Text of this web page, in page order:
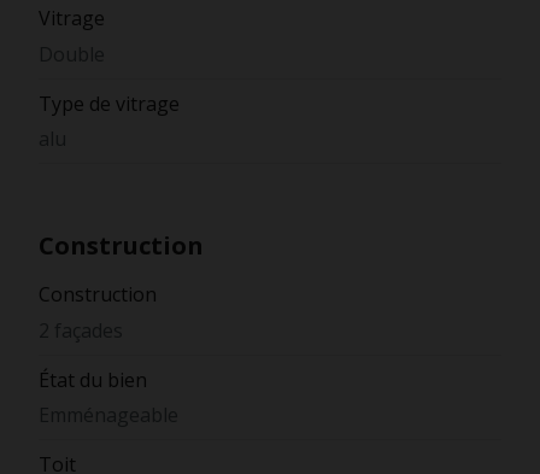
Vitrage
Type de vitrage
Construction
Construction
État du bien
Toit